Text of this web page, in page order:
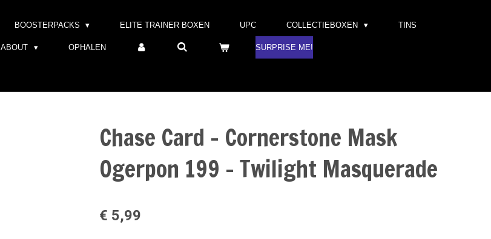
BOOSTERPACKS ELITE TRAINER BOXEN UPC COLLECTIEBOXEN TINS
ABOUT OPHALEN SURPRISE ME!
Chase Card - Cornerstone Mask
Ogerpon 199 - Twilight Masquerade
€ 5,99